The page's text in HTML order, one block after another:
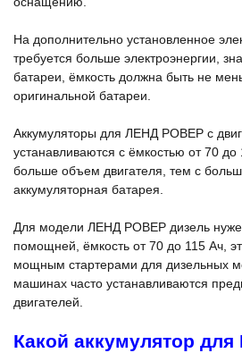
На дополнительно установленное
требуется больше электроэнергии,
батареи, ёмкость должна быть не
оригинальной батареи.
Аккумуляторы для ЛЕНД РОВЕР с
устанавливаются с ёмкостью от 70
больше объем двигателя, тем с
аккумуляторная батарея.
Для модели ЛЕНД РОВЕР дизель
помощней, ёмкость от 70 до 115 Ач,
мощным стартерами для дизельных
машинах часто устанавливаются
двигателей.
Какой аккумулятор для